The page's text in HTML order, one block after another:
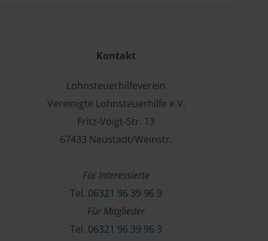
Kontakt
Lohnsteuerhilfeverein
Vereinigte Lohnsteuerhilfe e.V.
Fritz-Voigt-Str. 13
67433 Neustadt/Weinstr.
Für Interessierte
Tel. 06321 96 39 96 9
Für Mitglieder
Tel. 06321 96 39 96 3